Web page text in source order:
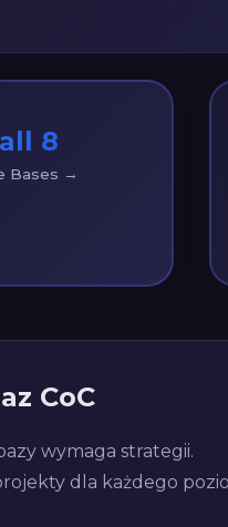
8
Bases →
CoC
wymaga strategii.
dla każdego